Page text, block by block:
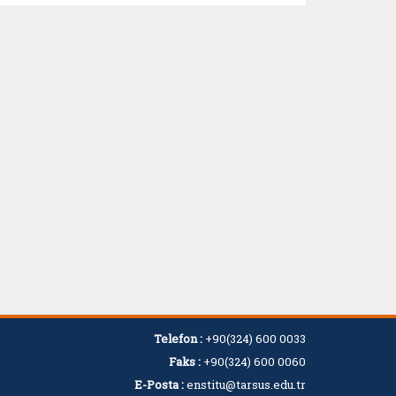
Telefon : +90(324) 600 0033
Faks : +90(324) 600 0060
E-Posta :enstitu@tarsus.edu.tr